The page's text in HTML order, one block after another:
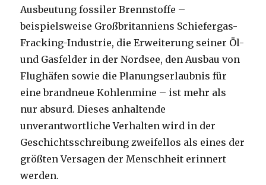
Ausbeutung fossiler Brennstoffe –
beispielsweise Großbritanniens Schiefergas-
Fracking-Industrie, die Erweiterung seiner Öl-
und Gasfelder in der Nordsee, den Ausbau von
Flughäfen sowie die Planungserlaubnis für
eine brandneue Kohlenmine – ist mehr als
nur absurd. Dieses anhaltende
unverantwortliche Verhalten wird in der
Geschichtsschreibung zweifellos als eines der
größten Versagen der Menschheit erinnert
werden.